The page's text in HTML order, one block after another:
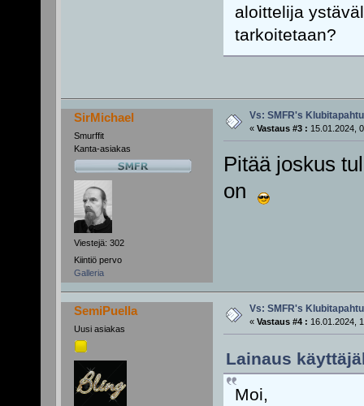
aloittelija
tarkoitetaan?
SirMichael
Smurffit
Kanta-asiakas
Viestejä: 302
Kiintiö pervo
Galleria
Vs: SMFR's
« Vastaus #3 : 15.01.2024,
Pitää joskus
on
SemiPuella
Uusi asiakas
Vs: SMFR's
« Vastaus #4 : 16.01.2024,
Lainaus
Moi,